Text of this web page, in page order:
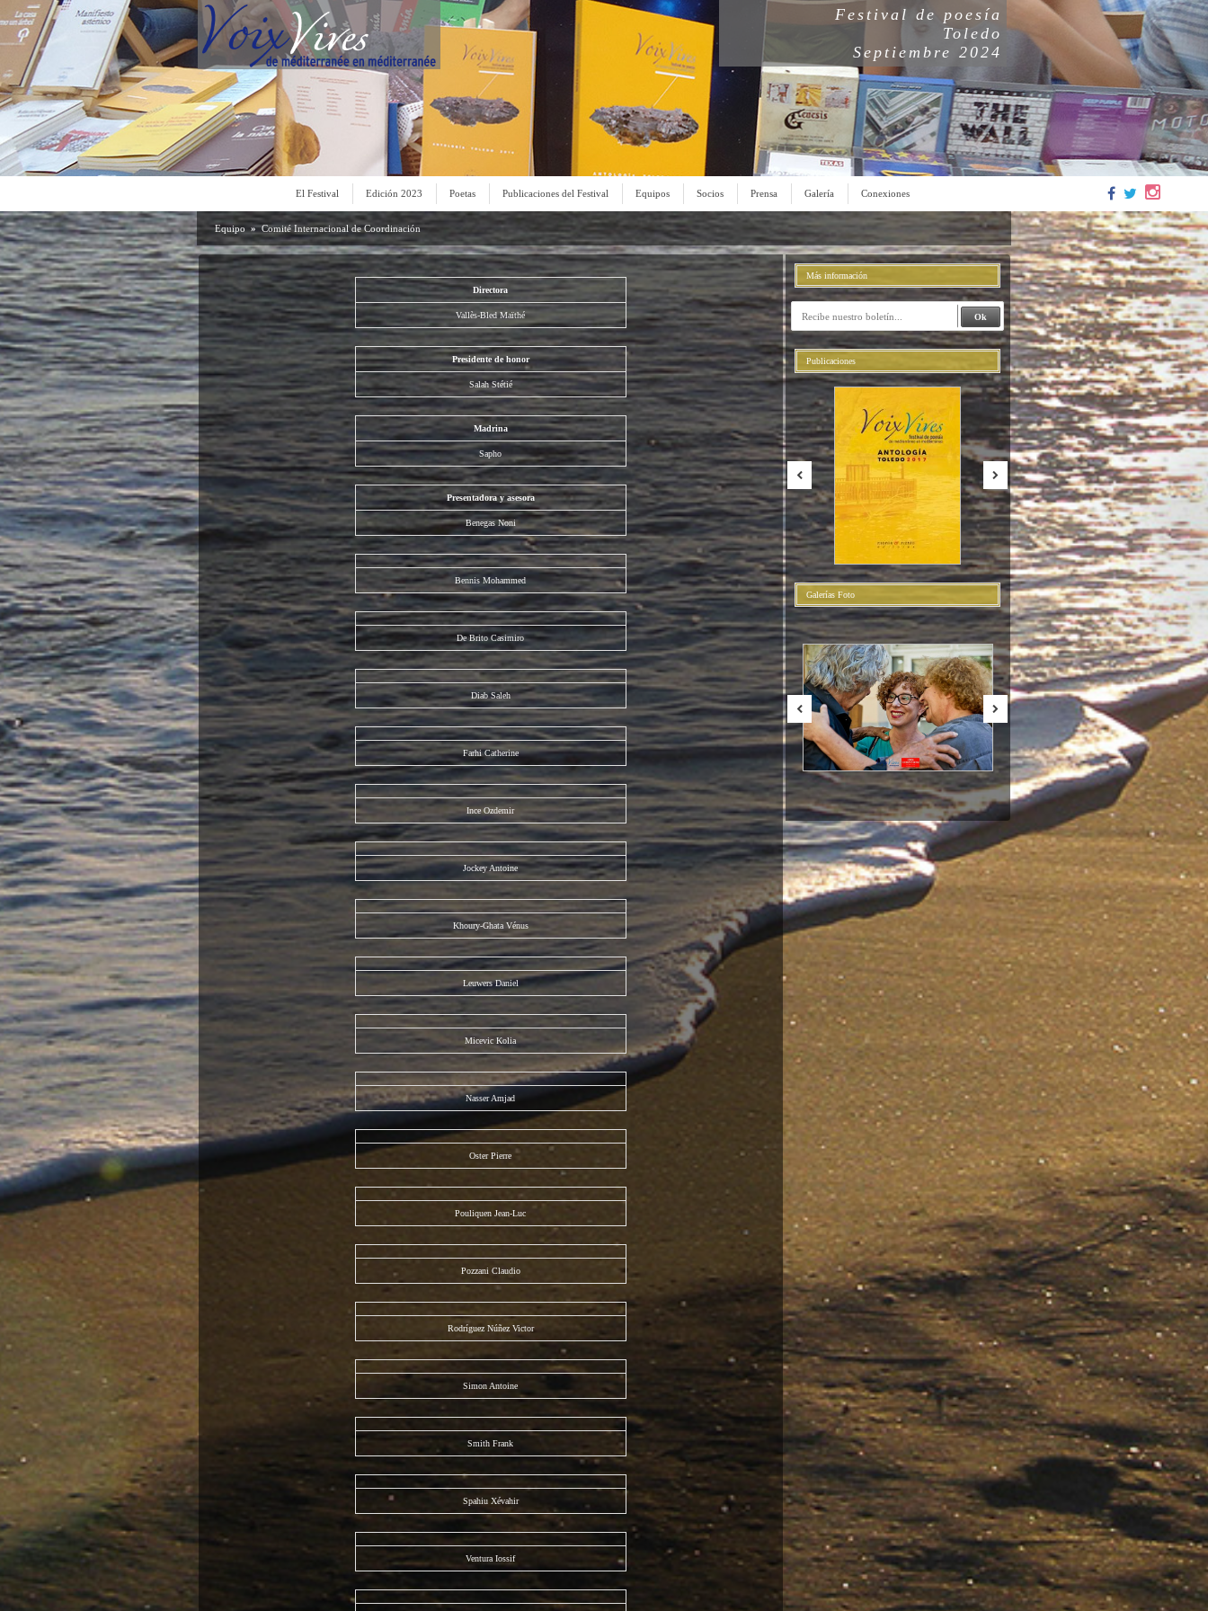
Festival de poesía
Toledo
Septiembre 2024
El Festival Edición 2023 Poetas Publicaciones del Festival Equipos Socios Prensa Galería Conexiones
Equipo » Comité Internacional de Coordinación
Directora
Vallès-Bled Maïthé
Presidente de honor
Salah Stétié
Madrina
Sapho
Presentadora y asesora
Benegas Noni
Bennis Mohammed
De Brito Casimiro
Diab Saleh
Farhi Catherine
Ince Ozdemir
Jockey Antoine
Khoury-Ghata Vénus
Leuwers Daniel
Micevic Kolia
Nasser Amjad
Oster Pierre
Pouliquen Jean-Luc
Pozzani Claudio
Rodríguez Núñez Victor
Simon Antoine
Smith Frank
Spahiu Xévahir
Ventura Iossif
Más información
Publicaciones
Galerías Foto